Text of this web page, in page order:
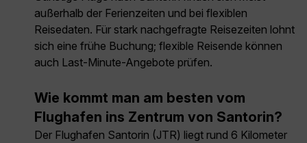
außerhalb der Ferienzeiten und bei flexiblen
Reisedaten. Für stark nachgefragte Reisezeiten lohnt
sich eine frühe Buchung; flexible Reisende können
auch Last-Minute-Angebote prüfen.
Wie kommt man am besten vom
Flughafen ins Zentrum von Santorin?
Der Flughafen Santorin (JTR) liegt rund 6 Kilometer